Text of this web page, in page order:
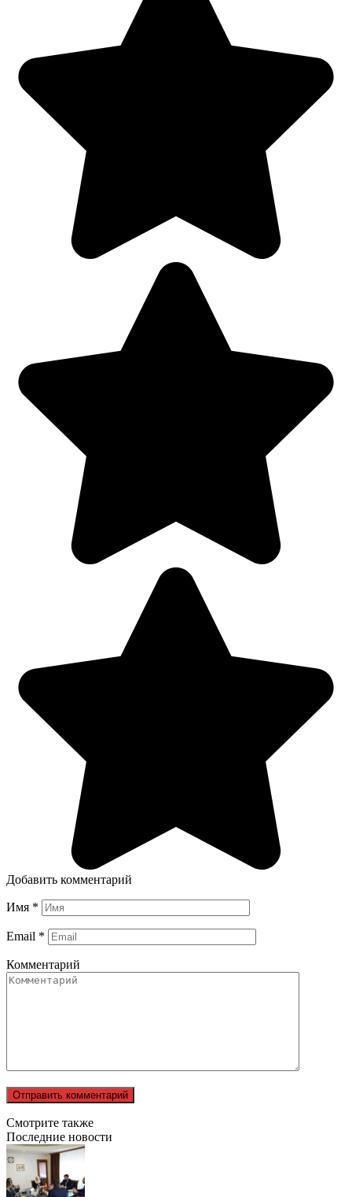
Добавить комментарий
Имя *
Email *
Комментарий
Смотрите также
Последние новости